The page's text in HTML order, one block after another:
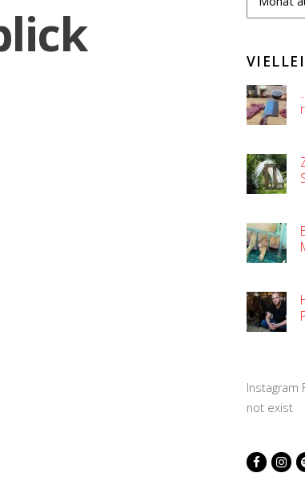
Instagram
not exist